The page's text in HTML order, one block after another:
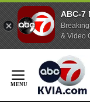
ABC-7
& Video
Content